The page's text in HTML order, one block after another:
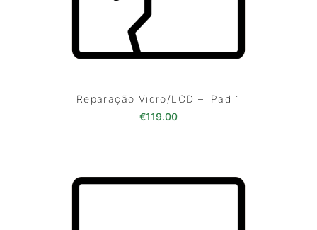
Reparação Vidro/LCD – iPad 1
€119.00